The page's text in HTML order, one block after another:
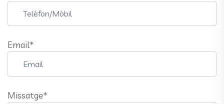
Email*
Missatge*